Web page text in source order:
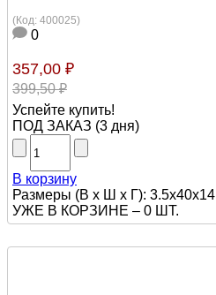
(Код: 400025)
0
357,00 ₽
399,50 ₽
Успейте купить!
ПОД ЗАКАЗ (3 дня)
В корзину
Размеры (В х Ш х Г): 3.5х40х14
УЖЕ В КОРЗИНЕ – 0 ШТ.